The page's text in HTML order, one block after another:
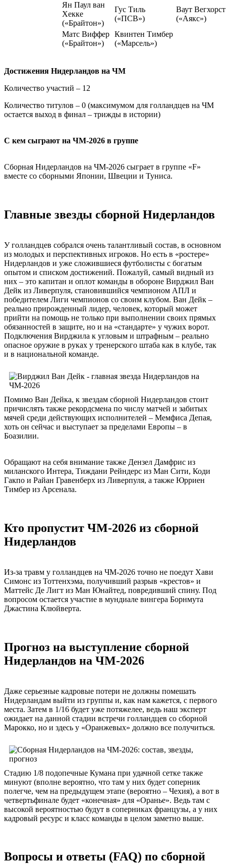
Ян Паул ван
Хекке
(«Брайтон»)
Гус Тиль
(«ПСВ»)
Ваут Вегхорст
(«Аякс»)
Матс Виффер
(«Брайтон»)
Квинтен Тимбер
(«Марсель»)
Достижения Нидерландов на ЧМ
Количество участий – 12
Количество титулов – 0 (максимумом для голландцев на ЧМ
остается выход в финал – трижды в истории)
С кем сыграют на ЧМ-2026 в группе
Сборная Нидерландов на ЧМ-2026 сыграет в группе «F»
вместе со сборными Японии, Швеции и Туниса.
Главные звезды сборной Нидерландов
У голландцев собрался очень талантливый состав, в основном
из молодых и перспективных игроков. Но есть в «ростере»
Нидерландов и уже сложившиеся футболисты с богатым
опытом и списком достижений. Пожалуй, самый видный из
них – это капитан и оплот команды в обороне Вирджил Ван
Дейк из Ливерпуля, становившийся чемпионом АПЛ и
победителем Лиги чемпионов со своим клубом. Ван Дейк –
реально прирожденный лидер, человек, который может
прийти на помощь не только при выполнении своих прямых
обязанностей в защите, но и на «стандарте» у чужих ворот.
Подключения Вирджила к угловым и штрафным – реально
опасное оружие в руках у тренерского штаба как в клубе, так
и в национальной команде.
Помимо Ван Дейка, к звездам сборной Нидерландов стоит
причислять также рекордсмена по числу матчей и забитых
мячей среди действующих исполнителей – Мемфиса Депая,
хоть он сейчас и выступает за пределами Европы – в
Боазилии.
Обращают на себя внимание также Дензел Дамфрис из
миланского Интера, Тиждани Рейндерс из Ман Сити, Коди
Гакпо и Райан Гравенберх из Ливерпуля, а также Юрриен
Тимбер из Арсенала.
Кто пропустит ЧМ-2026 из сборной
Нидерландов
Из-за травм у голландцев на ЧМ-2026 точно не поедут Хави
Симонс из Тоттенхэма, получивший разрыв «крестов» и
Маттейс Де Лигт из Ман Юнайтед, повредивший спину. Под
вопросом остается участие в мундиале вингера Борнмута
Джастина Клюйверта.
Прогноз на выступление сборной
Нидерландов на ЧМ-2026
Даже серьезные кадровые потери не должны помешать
Нидерландам выйти из группы и, как нам кажется, с первого
места. Затем в 1/16 будет уже потяжелее, ведь наш эксперт
ожидает на данной стадии встречи голландцев со сборной
Марокко, но и здесь у «Оранжевых» должно все получиться.
Стадию 1/8 подопечные Кумана при удачной сетке также
минуют (вполне вероятно, что там у них будет соперник
полегче, чем на предыдущем этапе (вероятно – Чехия), а вот в
четвертьфинале будет «конечная» для «Оранье». Ведь там с
высокой вероятностью будут в соперниках французы, а у них
кадровый ресурс и класс команды в целом заметно выше.
Вопросы и ответы (FAQ) по сборной